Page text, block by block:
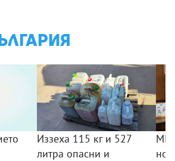
Иззеха 115 кг и 527
литра опасни и